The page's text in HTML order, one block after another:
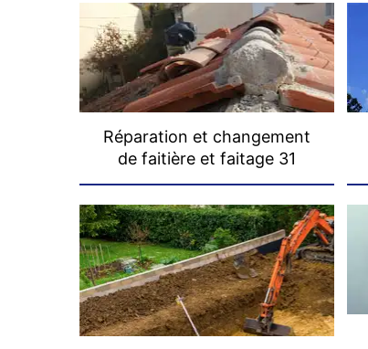
Réparation et changement
de faitière et faitage 31